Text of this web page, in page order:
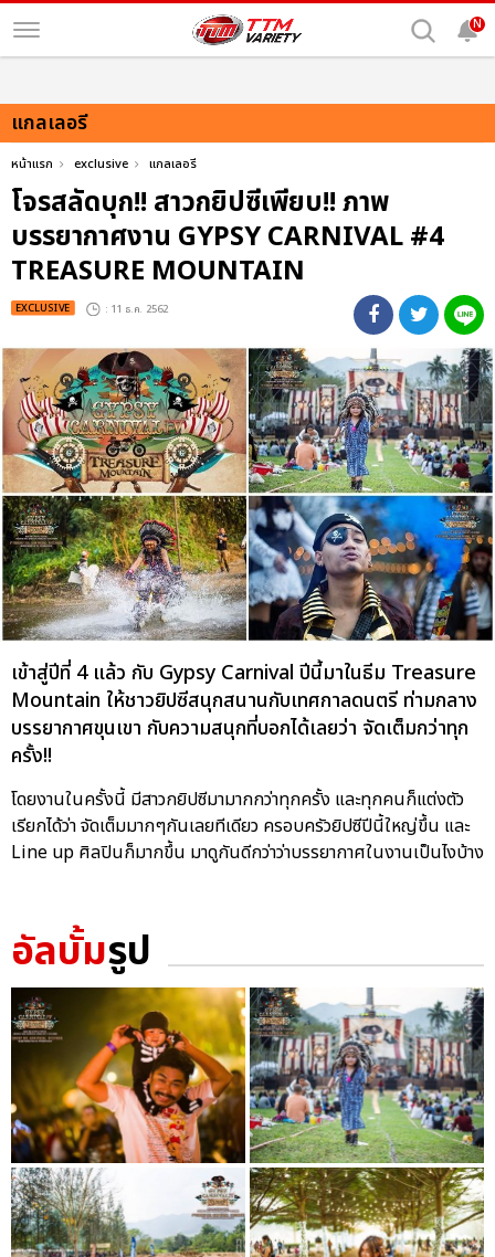
N
แกลเลอรี
หน้าแรก exclusive แกลเลอรี
โจรสลัดบุก!! สาวกยิปซีเพียบ!! ภาพ
บรรยากาศงาน GYPSY CARNIVAL #4
TREASURE MOUNTAIN
EXCLUSIVE : 11 ธ.ค. 2562
เข้าสู่ปีที่ 4 แล้ว กับ Gypsy Carnival ปีนี้มาในธีม Treasure
Mountain ให้ชาวยิปซีสนุกสนานกับเทศกาลดนตรี ท่ามกลาง
บรรยากาศขุนเขา กับความสนุกที่บอกได้เลยว่า จัดเต็มกว่าทุก
ครั้ง!!
โดยงานในครั้งนี้ มีสาวกยิปซีมามากกว่าทุกครั้ง และทุกคนก็แต่งตัว
เรียกได้ว่า จัดเต็มมากๆกันเลยทีเดียว ครอบครัวยิปซีปีนี้ใหญ่ขึ้น และ
Line up ศิลปินก็มากขึ้น มาดูกันดีกว่าว่าบรรยากาศในงานเป็นไงบ้าง
อัลบั้มรูป